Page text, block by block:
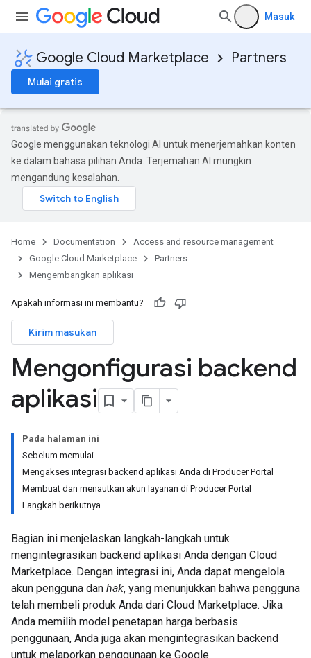
Masuk
Google Cloud Marketplace Partners
Mulai gratis
Google menggunakan teknologi AI untuk menerjemahkan konten
ke dalam bahasa pilihan Anda. Terjemahan AI mungkin
mengandung kesalahan.
Home Documentation
Access and resource management
Google Cloud Marketplace
Partners
Mengembangkan aplikasi
Apakah informasi ini membantu?
Kirim masukan
Mengonfigurasi backend
aplikasi
Pada halaman ini
Sebelum memulai
Mengakses integrasi backend aplikasi Anda di Producer Portal
Membuat dan menautkan akun layanan di Producer Portal
Langkah berikutnya
Bagian ini menjelaskan langkah-langkah untuk
mengintegrasikan backend aplikasi Anda dengan Cloud
Marketplace. Dengan integrasi ini, Anda dapat mengelola
akun pengguna dan hak, yang menunjukkan bahwa pengguna
telah membeli produk Anda dari Cloud Marketplace. Jika
Anda memilih model penetapan harga berbasis
penggunaan, Anda juga akan mengintegrasikan backend
untuk melaporkan penggunaan ke Google.